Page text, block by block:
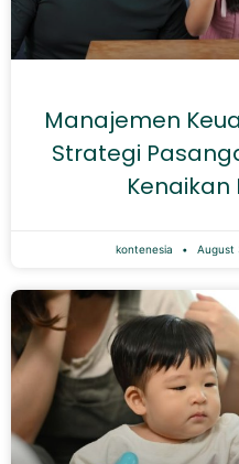
Manajemen
Strategi
Kenaikan
kontenesia August